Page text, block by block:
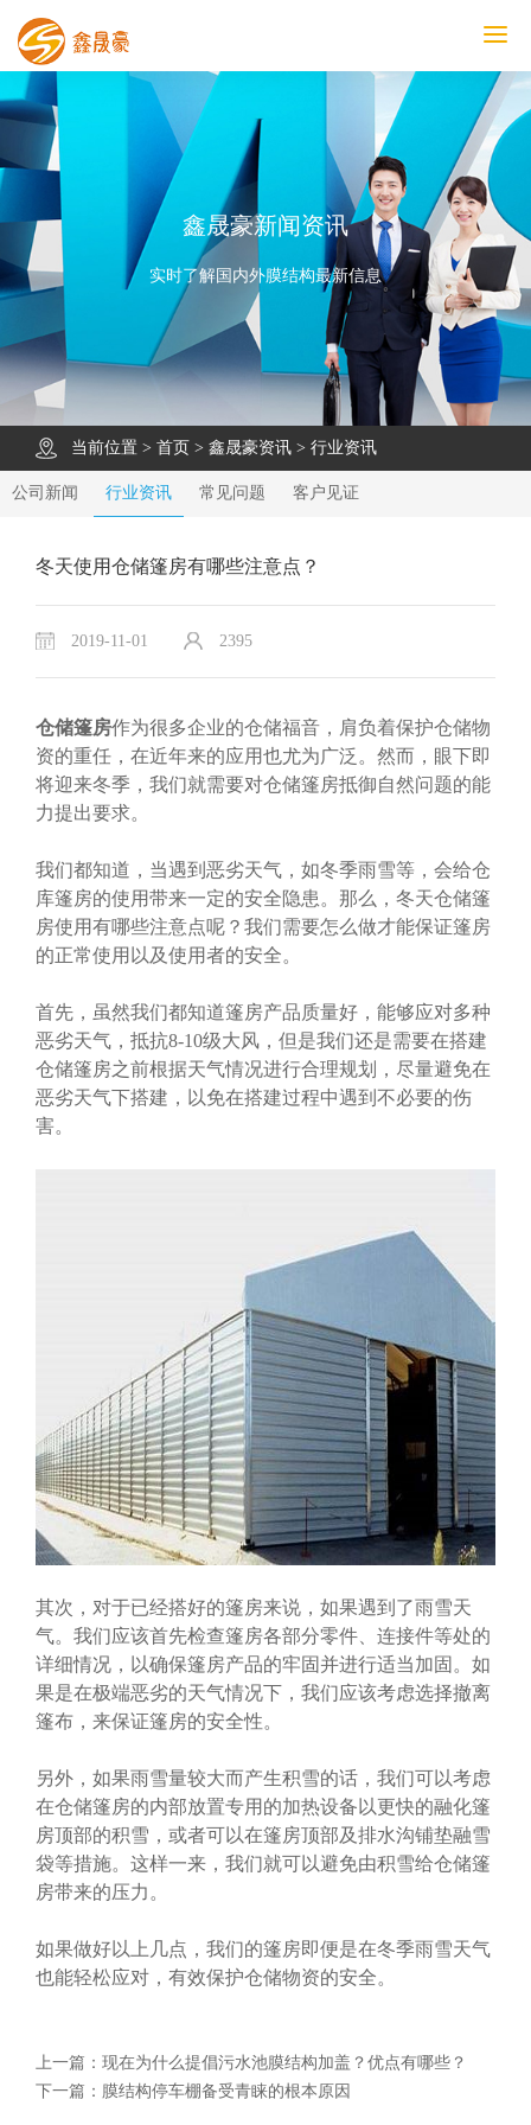
鑫晟豪首页
产品中心
工程案例
膜结构车棚
污水池反吊膜加盖
鑫晟豪资讯
关于鑫晟豪
联系鑫晟豪
鑫晟豪新闻资讯
实时了解国内外膜结构最新信息
当前位置 > 首页 > 鑫晟豪资讯 > 行业资讯
公司新闻 行业资讯 常见问题 客户见证
冬天使用仓储篷房有哪些注意点？
2019-11-01 2395
仓储篷房作为很多企业的仓储福音，肩负着保护仓储物
资的重任，在近年来的应用也尤为广泛。然而，眼下即
将迎来冬季，我们就需要对仓储篷房抵御自然问题的能
力提出要求。
我们都知道，当遇到恶劣天气，如冬季雨雪等，会给仓
库篷房的使用带来一定的安全隐患。那么，冬天仓储篷
房使用有哪些注意点呢？我们需要怎么做才能保证篷房
的正常使用以及使用者的安全。
首先，虽然我们都知道篷房产品质量好，能够应对多种
恶劣天气，抵抗8-10级大风，但是我们还是需要在搭建
仓储篷房之前根据天气情况进行合理规划，尽量避免在
恶劣天气下搭建，以免在搭建过程中遇到不必要的伤
害。
其次，对于已经搭好的篷房来说，如果遇到了雨雪天
气。我们应该首先检查篷房各部分零件、连接件等处的
详细情况，以确保篷房产品的牢固并进行适当加固。如
果是在极端恶劣的天气情况下，我们应该考虑选择撤离
篷布，来保证篷房的安全性。
另外，如果雨雪量较大而产生积雪的话，我们可以考虑
在仓储篷房的内部放置专用的加热设备以更快的融化篷
房顶部的积雪，或者可以在篷房顶部及排水沟铺垫融雪
袋等措施。这样一来，我们就可以避免由积雪给仓储篷
房带来的压力。
如果做好以上几点，我们的篷房即便是在冬季雨雪天气
也能轻松应对，有效保护仓储物资的安全。
上一篇： 现在为什么提倡污水池膜结构加盖？优点有哪些？
下一篇： 膜结构停车棚备受青睐的根本原因